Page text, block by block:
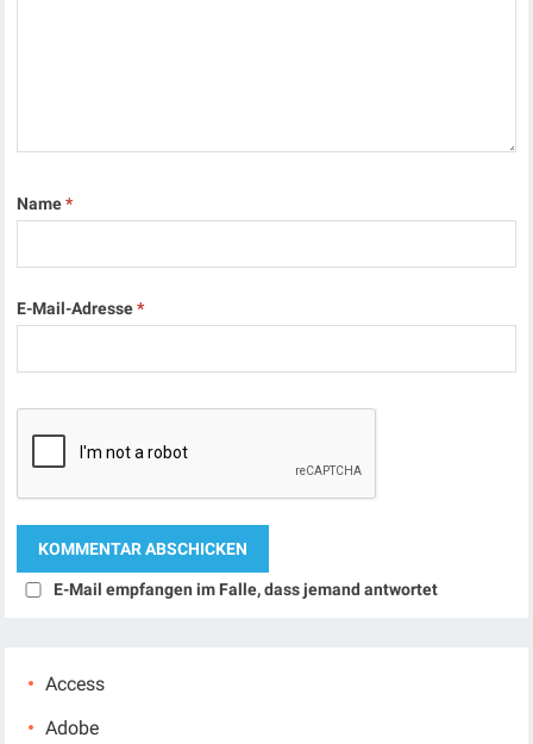
Name*
E-Mail-Adresse*
E-Mail empfangen im Falle, dass jemand antwortet
Access
Adobe